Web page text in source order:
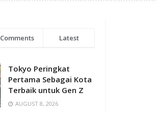
Comments Latest
Tokyo Peringkat
Pertama Sebagai Kota
Terbaik untuk Gen Z
AUGUST 8, 2026